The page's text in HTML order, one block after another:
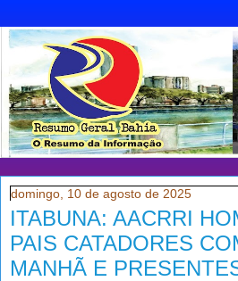
domingo, 10 de agosto de 2025
ITABUNA: AACRRI
PAIS CATADORES
MANHÃ E